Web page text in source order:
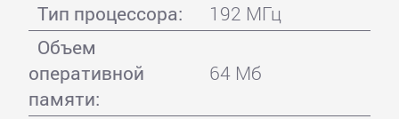
Тип процессора:
192 МГц
Объем
оперативной
памяти:
64 Мб